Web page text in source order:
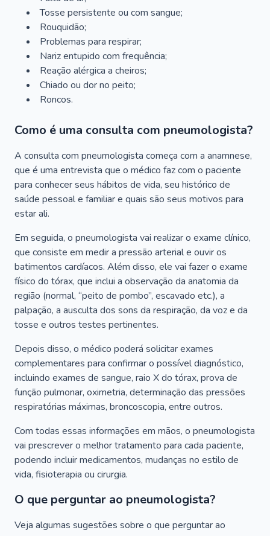
Tosse persistente ou com sangue;
Rouquidão;
Problemas para respirar;
Nariz entupido com frequência;
Reação alérgica a cheiros;
Chiado ou dor no peito;
Roncos.
Como é uma consulta com pneumologista?
A consulta com pneumologista começa com a anamnese,
que é uma entrevista que o médico faz com o paciente
para conhecer seus hábitos de vida, seu histórico de
saúde pessoal e familiar e quais são seus motivos para
estar ali.
Em seguida, o pneumologista vai realizar o exame clínico,
que consiste em medir a pressão arterial e ouvir os
batimentos cardíacos. Além disso, ele vai fazer o exame
físico do tórax, que inclui a observação da anatomia da
região (normal, “peito de pombo”, escavado etc.), a
palpação, a ausculta dos sons da respiração, da voz e da
tosse e outros testes pertinentes.
Depois disso, o médico poderá solicitar exames
complementares para confirmar o possível diagnóstico,
incluindo exames de sangue, raio X do tórax, prova de
função pulmonar, oximetria, determinação das pressões
respiratórias máximas, broncoscopia, entre outros.
Com todas essas informações em mãos, o pneumologista
vai prescrever o melhor tratamento para cada paciente,
podendo incluir medicamentos, mudanças no estilo de
vida, fisioterapia ou cirurgia.
O que perguntar ao pneumologista?
Veja algumas sugestões sobre o que perguntar ao